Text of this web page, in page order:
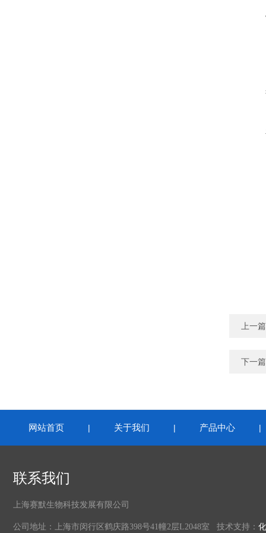
上一篇
下一篇
网站首页 | 关于我们 | 产品中心 |
联系我们
上海赛默生物科技发展有限公司
公司地址：上海市闵行区鹤庆路398号41幢2层L2048室 技术支持：